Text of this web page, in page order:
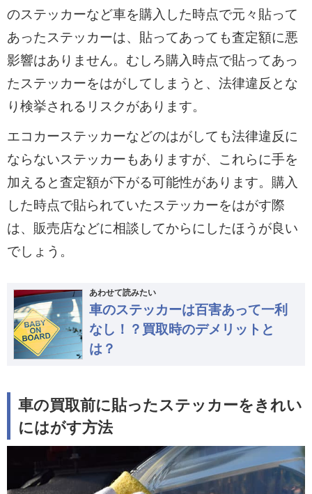
のステッカーなど車を購入した時点で元々貼って
あったステッカーは、貼ってあっても査定額に悪
影響はありません。むしろ購入時点で貼ってあっ
たステッカーをはがしてしまうと、法律違反とな
り検挙されるリスクがあります。
エコカーステッカーなどのはがしても法律違反に
ならないステッカーもありますが、これらに手を
加えると査定額が下がる可能性があります。購入
した時点で貼られていたステッカーをはがす際
は、販売店などに相談してからにしたほうが良い
でしょう。
あわせて読みたい
車のステッカーは百害あって一利
なし！？買取時のデメリットと
は？
車の買取前に貼ったステッカーをきれい
にはがす方法